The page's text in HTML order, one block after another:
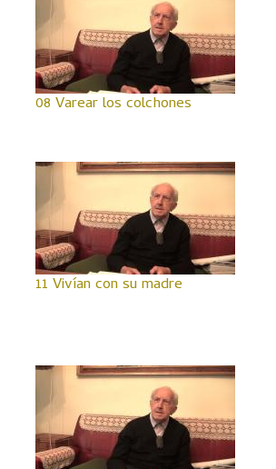
08 Varear los colchones
11 Vivían con su madre